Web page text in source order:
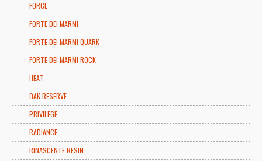
FORCE
FORTE DEI MARMI
FORTE DEI MARMI QUARK
FORTE DEI MARMI ROCK
HEAT
OAK RESERVE
PRIVILEGE
RADIANCE
RINASCENTE RESIN